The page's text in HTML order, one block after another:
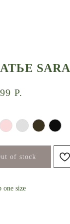
SARA
Р.
of stock
one size